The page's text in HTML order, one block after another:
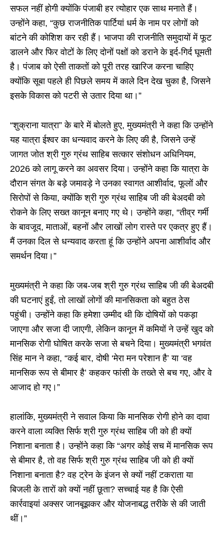
सफल नहीं होगी क्योंकि पंजाबी हर त्योहार एक साथ मनाते हैं।
उन्होंने कहा, “कुछ राजनीतिक पार्टियां धर्म के नाम पर लोगों को
बांटने की कोशिश कर रही हैं। भाजपा की राजनीति समुदायों में फूट
डालने और फिर वोटों के लिए दोनों पक्षों को डराने के इर्द-गिर्द घूमती
है। पंजाब को ऐसी ताकतों को पूरी तरह खारिज करना चाहिए
क्योंकि सूबा पहले ही पिछले समय में काले दिन देख चुका है, जिसने
इसके विकास को पटरी से उतार दिया था।”
“शुक्राना यात्रा” के बारे में बोलते हुए, मुख्यमंत्री ने कहा कि उन्होंने
यह यात्रा ईश्वर का धन्यवाद करने के लिए की है, जिसने उन्हें
जागत जोत श्री गुरु ग्रंथ साहिब सत्कार संशोधन अधिनियम,
2026 को लागू करने का अवसर दिया। उन्होंने कहा कि यात्रा के
दौरान संगत के बड़े जमावड़े ने उनका स्वागत आशीर्वाद, फूलों और
सिरोपों से किया, क्योंकि श्री गुरु ग्रंथ साहिब जी की बेअदबी को
रोकने के लिए सख्त कानून बनाए गए थे। उन्होंने कहा, “तीव्र गर्मी
के बावजूद, माताओं, बहनों और लाखों लोग रास्ते पर एकत्र हुए हैं।
मैं उनका दिल से धन्यवाद करता हूं कि उन्होंने अपना आशीर्वाद और
समर्थन दिया।”
मुख्यमंत्री ने कहा कि जब-जब श्री गुरु ग्रंथ साहिब जी की बेअदबी
की घटनाएं हुईं, तो लाखों लोगों की मानसिकता को बहुत ठेस
पहुंची। उन्होंने कहा कि हमेशा उम्मीद थी कि दोषियों को पकड़ा
जाएगा और सजा दी जाएगी, लेकिन कानून में कमियों ने उन्हें खुद को
मानसिक रोगी घोषित करके सजा से बचने दिया। मुख्यमंत्री भगवंत
सिंह मान ने कहा, “कई बार, दोषी ‘मेरा मन परेशान है’ या ‘वह
मानसिक रूप से बीमार है’ कहकर फांसी के तख्ते से बच गए, और वे
आजाद हो गए।”
हालांकि, मुख्यमंत्री ने सवाल किया कि मानसिक रोगी होने का दावा
करने वाला व्यक्ति सिर्फ श्री गुरु ग्रंथ साहिब जी को ही क्यों
निशाना बनाता है। उन्होंने कहा कि “अगर कोई सच में मानसिक रूप
से बीमार है, तो वह सिर्फ श्री गुरु ग्रंथ साहिब जी को ही क्यों
निशाना बनाता है? वह ट्रेन के इंजन से क्यों नहीं टकराता या
बिजली के तारों को क्यों नहीं छूता? सच्चाई यह है कि ऐसी
कार्रवाइयां अक्सर जानबूझकर और योजनाबद्ध तरीके से की जाती
थीं।”